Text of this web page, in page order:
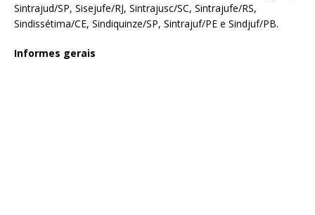
Sintrajud/SP, Sisejufe/RJ, Sintrajusc/SC, Sintrajufe/RS,
Sindissétima/CE, Sindiquinze/SP, Sintrajuf/PE e Sindjuf/PB.
Informes gerais